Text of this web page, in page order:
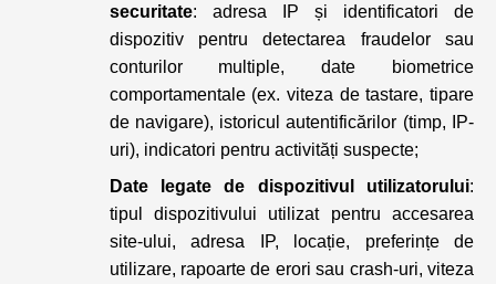
securitate: adresa IP și identificatori de
dispozitiv pentru detectarea fraudelor sau
conturilor multiple, date biometrice
comportamentale (ex. viteza de tastare, tipare
de navigare), istoricul autentificărilor (timp, IP-
uri), indicatori pentru activități suspecte;
Date legate de dispozitivul utilizatorului:
tipul dispozitivului utilizat pentru accesarea
site-ului, adresa IP, locație, preferințe de
utilizare, rapoarte de erori sau crash-uri, viteza